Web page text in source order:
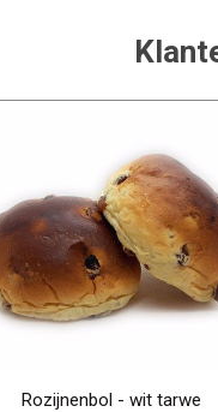
Rozijnenbol - wit tarwe